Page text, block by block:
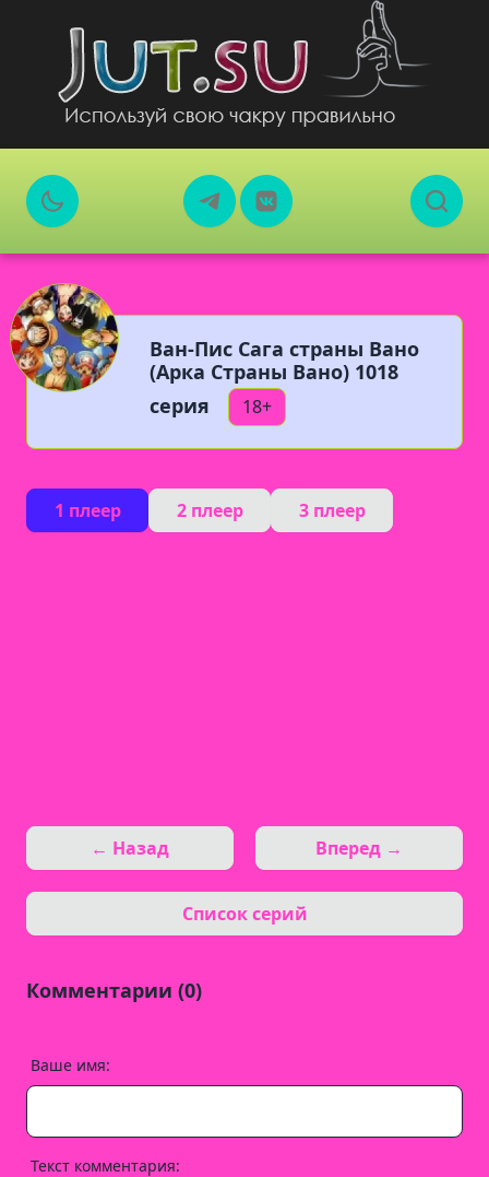
Ван-Пис Сага страны Вано
(Арка Страны Вано) 1018
серия
18+
1 плеер 2 плеер 3 плеер
← Назад
Список серий
Вперед →
Комментарии (0)
Ваше имя:
Текст комментария: